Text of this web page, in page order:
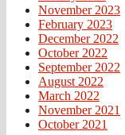
November 2023
February 2023
December 2022
October 2022
September 2022
August 2022
March 2022
November 2021
October 2021